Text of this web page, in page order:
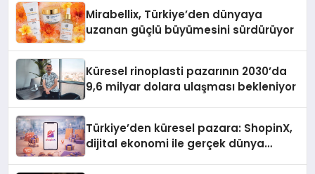
Mirabellix, Türkiye’den dünyaya
uzanan güçlü büyümesini sürdürüyor
Küresel rinoplasti pazarının 2030’da
9,6 milyar dolara ulaşması bekleniyor
Türkiye’den küresel pazara: ShopinX,
dijital ekonomi ile gerçek dünya